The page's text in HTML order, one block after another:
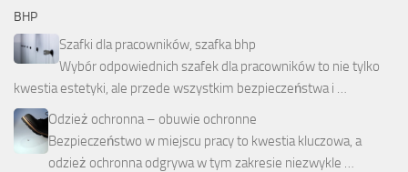
BHP
Szafki dla pracowników, szafka bhp
Wybór odpowiednich szafek dla pracowników to nie tylko
kwestia estetyki, ale przede wszystkim bezpieczeństwa i …
Odzież ochronna – obuwie ochronne
Bezpieczeństwo w miejscu pracy to kwestia kluczowa, a
odzież ochronna odgrywa w tym zakresie niezwykle …